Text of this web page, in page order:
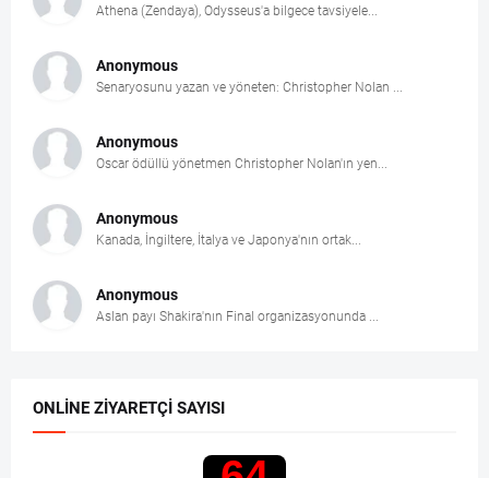
Athena (Zendaya), Odysseus'a bilgece tavsiyele...
Anonymous
Senaryosunu yazan ve yöneten: Christopher Nolan ...
Anonymous
Oscar ödüllü yönetmen Christopher Nolan'ın yen...
Anonymous
Kanada, İngiltere, İtalya ve Japonya'nın ortak...
Anonymous
Aslan payı Shakira'nın Final organizasyonunda ...
ONLINE ZIYARETÇI SAYISI